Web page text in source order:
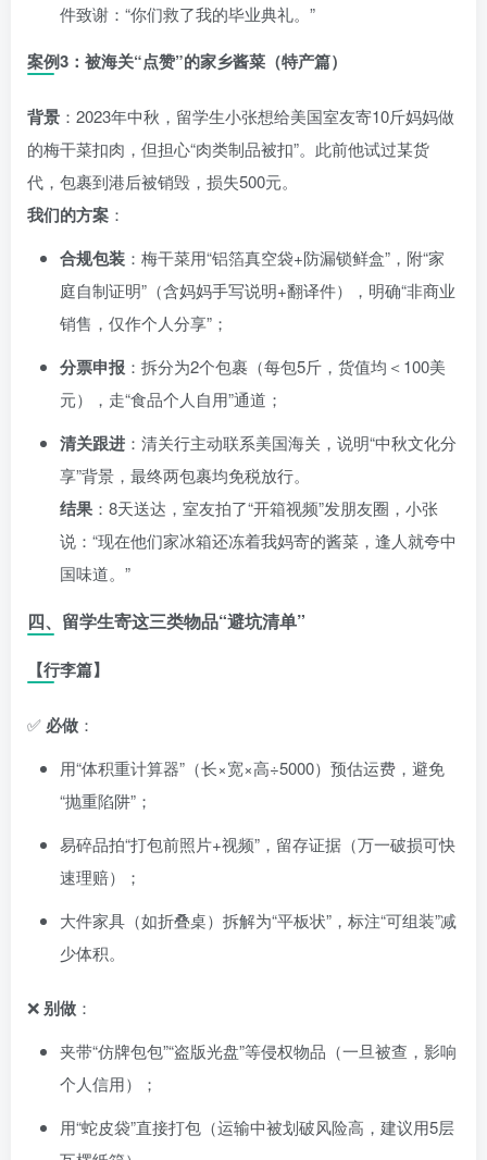
件致谢：“你们救了我的毕业典礼。”
案例3：被海关“点赞”的家乡酱菜（特产篇）
背景 ：2023年中秋，留学生小张想给美国室友寄10斤妈妈做
的梅干菜扣肉，但担心“肉类制品被扣”。此前他试过某货
代，包裹到港后被销毁，损失500元。
我们的方案 ：
合规包装 ：梅干菜用“铝箔真空袋+防漏锁鲜盒”，附“家
庭自制证明”（含妈妈手写说明+翻译件），明确“非商业
销售，仅作个人分享”；
分票申报 ：拆分为2个包裹（每包5斤，货值均＜100美
元），走“食品个人自用”通道；
清关跟进 ：清关行主动联系美国海关，说明“中秋文化分
享”背景，最终两包裹均免税放行。
结果 ：8天送达，室友拍了“开箱视频”发朋友圈，小张
说：“现在他们家冰箱还冻着我妈寄的酱菜，逢人就夸中
国味道。”
四、留学生寄这三类物品“避坑清单”
【行李篇】
✅ 必做 ：
用“体积重计算器”（长×宽×高÷5000）预估运费，避免
“抛重陷阱”；
易碎品拍“打包前照片+视频”，留存证据（万一破损可快
速理赔）；
大件家具（如折叠桌）拆解为“平板状”，标注“可组装”减
少体积。
❌别做 ：
夹带“仿牌包包”“盗版光盘”等侵权物品（一旦被查，影响
个人信用）；
用“蛇皮袋”直接打包（运输中被划破风险高，建议用5层